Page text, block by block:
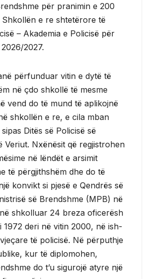
për pranimin e 200
e re shtetërore të
– Akademia e Policisë për
2027.
përfunduar vitin e dytë të
në çdo shkollë të mesme
vend do të mund të aplikojnë
shkollën e re, e cila mban
Ditës së Policisë së
Veriut. Nxënësit që regjistrohen
në lëndët e arsimit
të përgjithshëm dhe do të
konvikt si pjesë e Qendrës së
së Brendshme (MPB) në
shkolluar 24 breza oficerësh
1972 deri në vitin 2000, në ish-
të policisë. Në përputhje
kur të diplomohen,
do t’u sigurojë atyre një